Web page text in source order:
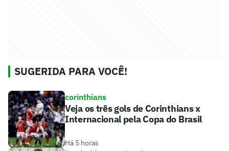
SUGERIDA PARA VOCÊ!
corinthians
Veja os três gols de Corinthians x
Internacional pela Copa do Brasil
Há 5 horas